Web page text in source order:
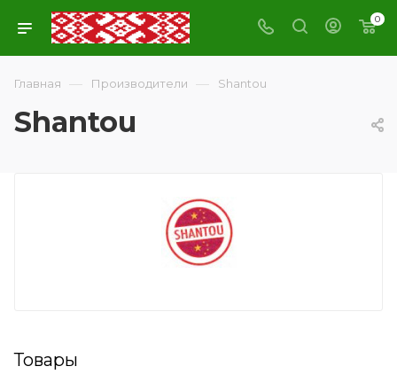
0
Главная — Производители — Shantou
Shantou
Товары